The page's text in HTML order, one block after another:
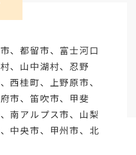
、都留市、 富士河口
、山中湖村、忍野
、西桂町、上野原市、
市、笛吹市、甲斐
南アルプス市、山梨
中央市、甲州市、北